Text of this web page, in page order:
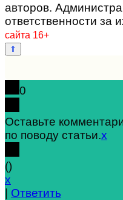
авторов.
ответственности за
сайта 16+
0
Оставьте
по поводу статьи.x
()
x
| Ответить